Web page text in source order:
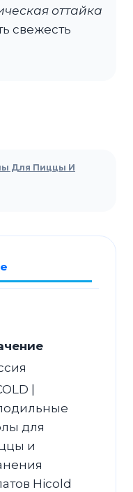
оттайка
свежесть
Для Пиццы И
|
для
и
Hicold